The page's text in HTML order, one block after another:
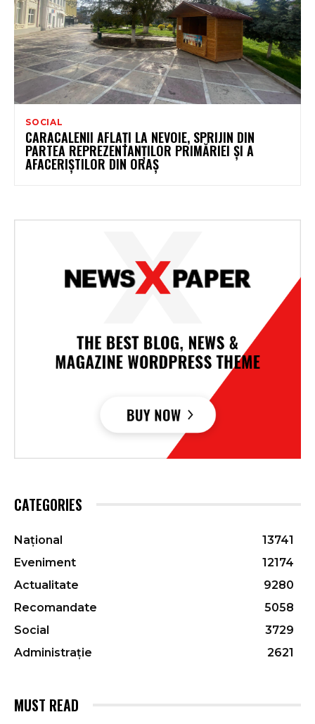
SOCIAL
CARACALENII AFLAȚI LA NEVOIE, SPRIJIN DIN
PARTEA REPREZENTANȚILOR PRIMĂRIEI ȘI A
AFACERIȘTILOR DIN ORAȘ
CATEGORIES
Național
13741
Eveniment
12174
Actualitate
9280
Recomandate
5058
Social
3729
Administrație
2621
MUST READ